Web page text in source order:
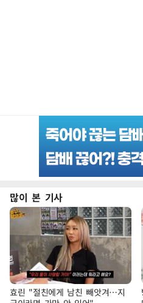
많이 본 기사
효린 "절친에게 남친 빼앗겨…지